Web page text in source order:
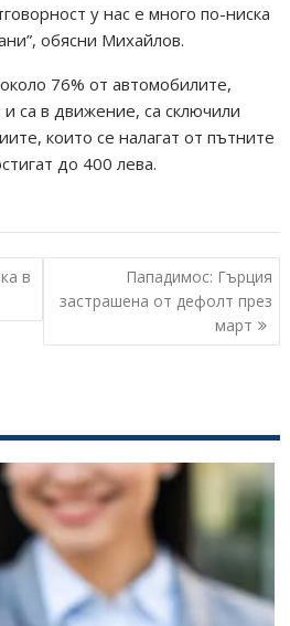
у нас е много по-ниска
обясни Михайлов.
76% от автомобилите,
са в движение, са сключили
които се налагат от пътните
до 400 лева.
в
Пападимос: Гърция
застрашена от дефолт през
март